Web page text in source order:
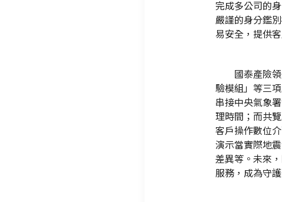
完成多公司的
嚴謹的身分鑑
易安全，提供
國泰產險
驗模組」等三
串接中央氣象
理時間；而共
客戶操作數位
演示當實際地
差異等。未來
服務，成為守